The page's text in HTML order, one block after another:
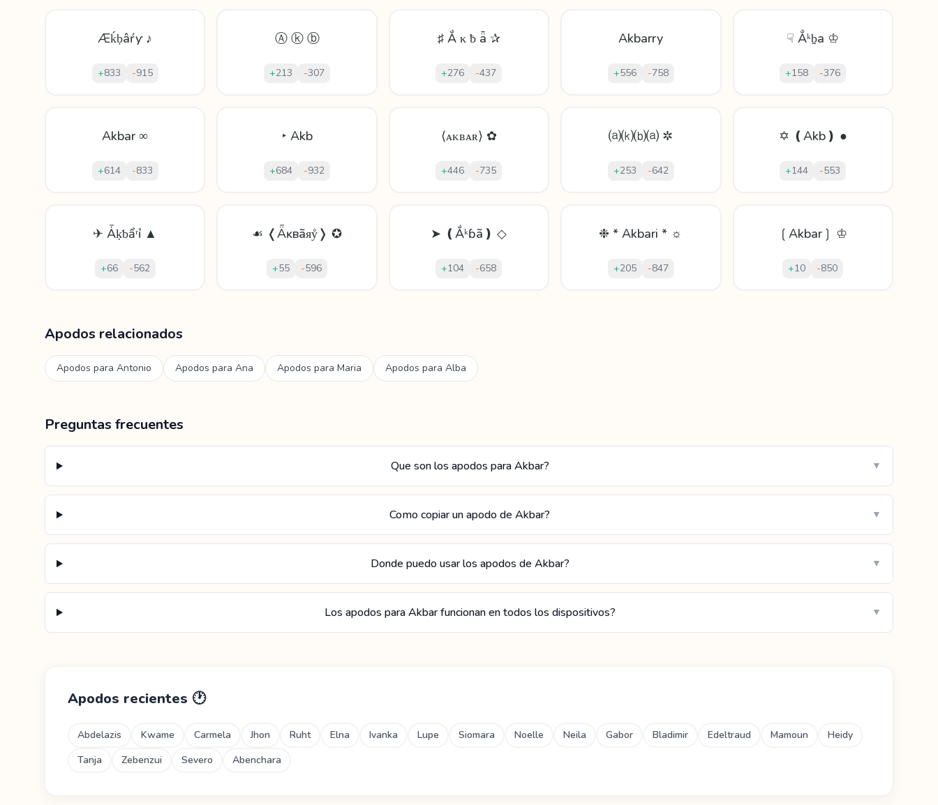
Æḱḅâŕƴ ♪
+833 -915
Ⓐ ⓚ ⓑ
+213 -307
♯ Ắ κ ƀ ǟ ✰
+276 -437
Akbarry
+556 -758
☟ Ẳᵏḇа ♔
+158 -376
Akbar ∞
+614 -833
‣ Akb
+684 -932
⟨ᴀᴋʙᴀʀ⟩ ✿
+446 -735
⒜⒦⒝⒜ ✲
+253 -642
✡ ❪Akb❫ ●
+144 -553
✈ Ǡḳƅẩʳỉ ▲
+66 -562
☙ ❬Ǟĸвãᴙẙ❭ ✪
+55 -596
➤ ❪Ắᵏɓã❫ ◇
+104 -658
❉ * Akbari * ☼
+205 -847
❲Akbar❳ ♔
+10 -850
Apodos relacionados
Apodos para Antonio Apodos para Ana Apodos para Maria Apodos para Alba
Preguntas frecuentes
Que son los apodos para Akbar? ▼
Como copiar un apodo de Akbar? ▼
Donde puedo usar los apodos de Akbar? ▼
Los apodos para Akbar funcionan en todos los dispositivos? ▼
Apodos recientes 🕐
Abdelazis Kwame Carmela Jhon Ruht Elna Ivanka Lupe Siomara Noelle Neila Gabor Bladimir Edeltraud Mamoun
Heidy
Tanja
Zebenzui Severo Abenchara